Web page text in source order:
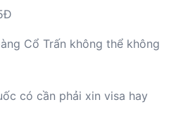
Cổ Trấn không thể không
có cần phải xin visa hay